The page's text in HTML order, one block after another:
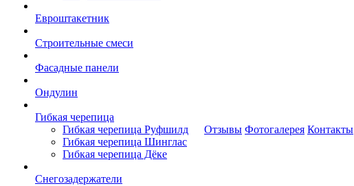
Евроштакетник
Строительные смеси
Фасадные панели
Ондулин
Гибкая черепица
Гибкая черепица Руфшилд
Гибкая черепица Шинглас
Гибкая черепица Дёке
Снегозадержатели
Отзывы Фотогалерея Контакты